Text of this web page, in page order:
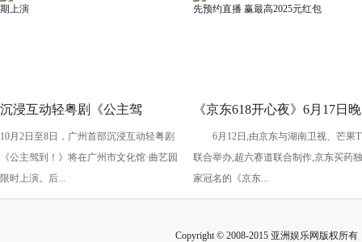
沉浸互动轻粤剧《公主驾
到！》国庆假期上演
10月2日至8日，广州首部沉浸互动轻粤剧
《公主驾到！》将在广州市文化馆·曲艺园
限时上演。后...
《京东618开心夜》6月17日晚
开启：抢先预约直播 赢最高
2025元红包
6月12日,由京东与湖南卫视、芒果
联合举办,超六赛道联合制作,京东买药独
家冠名的《京东...
Copyright © 2008-2015 亚洲娱乐网版权所